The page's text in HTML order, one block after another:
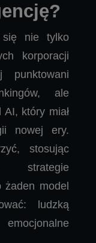
się nie tylko
korporacji
punktowani
ale
który miał
nowej ery.
stosując
strategie
model
ludzką